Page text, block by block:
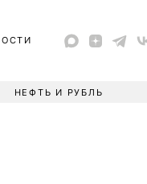
НЕФТЬ И РУБЛЬ